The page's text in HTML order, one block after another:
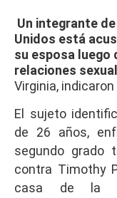
Un integrante
Unidos está
su esposa luego
relaciones
Virginia,
El sujeto
de 26 años,
segundo grado
contra Timothy
casa de la